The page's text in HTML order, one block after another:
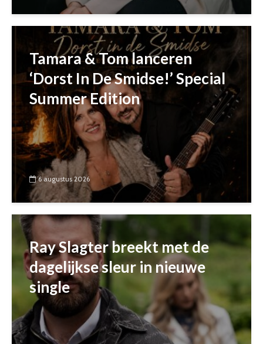
Tamara & Tom lanceren
‘Dorst In De Smidse!’ Special
Summer Edition
6 augustus 2026
Ray Slagter breekt met de
dagelijkse sleur in nieuwe
single